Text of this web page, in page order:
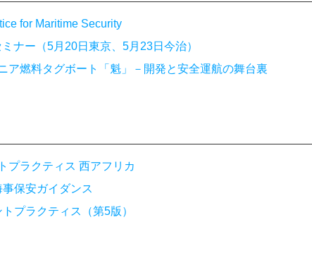
for Maritime Security
ナー（5月20日東京、5月23日今治）
ア燃料タグボート「魁」－開発と安全運航の舞台裏
プラクティス 西アフリカ
保安ガイダンス
プラクティス（第5版）